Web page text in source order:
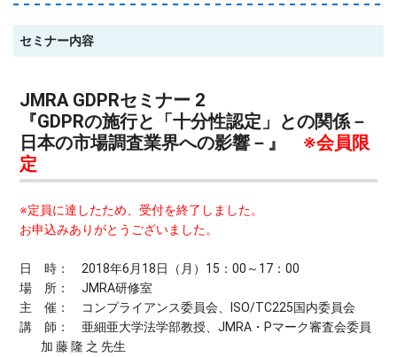
セミナー内容
JMRA GDPRセミナー 2
『GDPRの施行と「十分性認定」との関係－
日本の市場調査業界への影響－』 ※会員限
定
※定員に達したため、受付を終了しました。
お申込みありがとうございました。
日 時： 2018年6月18日（月）15：00～17：00
場 所： JMRA研修室
主 催： コンプライアンス委員会、ISO/TC225国内委員会
講 師： 亜細亜大学法学部教授、JMRA・Pマーク審査会委員
加 藤 隆 之 先生